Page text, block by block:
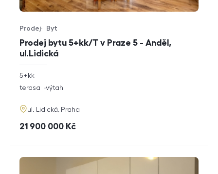
Prodej bytu 5+kk/T v Praze 5 - Anděl,
ul.Lidická
Typ nabídky
Prodej
Typ nemovitosti
Byt
rozměry
5+kk
funkce
terasa výtah
adresa
ul. Lidická, Praha
cena
21 900 000 Kč